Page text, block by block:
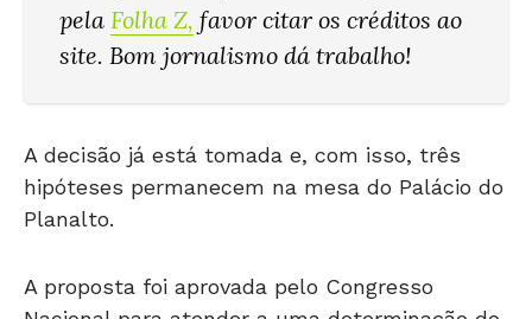
pela Folha Z, favor citar os créditos ao
site. Bom jornalismo dá trabalho!
A decisão já está tomada e, com isso, três
hipóteses permanecem na mesa do Palácio do
Planalto.
A proposta foi aprovada pelo Congresso